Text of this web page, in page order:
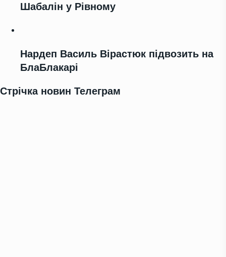
Шабалін у Рівному
Нардеп Василь Вірастюк підвозить на
БлаБлакарі
Стрічка новин Телеграм